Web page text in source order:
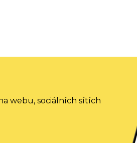
webu, sociálních sítích